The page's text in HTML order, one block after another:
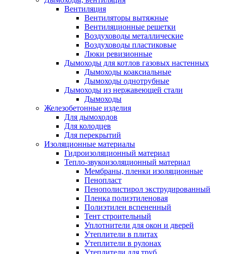
Вентиляция
Вентиляторы вытяжные
Вентиляционные решетки
Воздуховоды металлические
Воздуховоды пластиковые
Люки ревизионные
Дымоходы для котлов газовых настенных
Дымоходы коаксиальные
Дымоходы однотрубные
Дымоходы из нержавеющей стали
Дымоходы
Железобетонные изделия
Для дымоходов
Для колодцев
Для перекрытий
Изоляционные материалы
Гидроизоляционный материал
Тепло-звукоизоляционный материал
Мембраны, пленки изоляционные
Пенопласт
Пенополистирол экструдированный
Пленка полиэтиленовая
Полиэтилен вспененный
Тент строительный
Уплотнители для окон и дверей
Утеплители в плитах
Утеплители в рулонах
Утеплители для труб